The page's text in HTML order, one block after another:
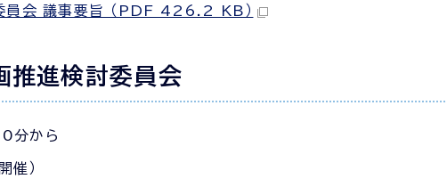
員会 議事要旨 （PDF 426.2 KB）
推進検討委員会
分から
催）